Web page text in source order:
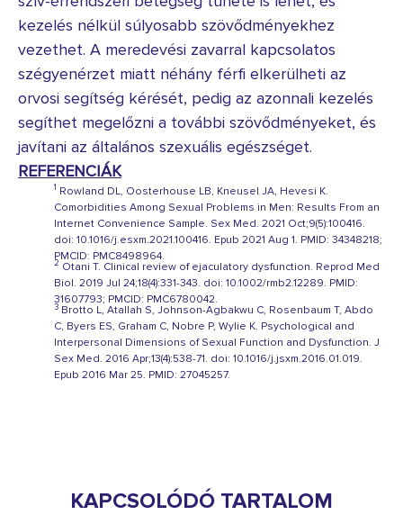
kezelés nélkül súlyosabb szövődményekhez
vezethet. A meredevési zavarral kapcsolatos
szégyenérzet miatt néhány férfi elkerülheti az
orvosi segítség kérését, pedig az azonnali kezelés
segíthet megelőzni a további szövődményeket, és
javítani az általános szexuális egészséget.
REFERENCIÁK
1 Rowland DL, Oosterhouse LB, Kneusel JA, Hevesi K.
Comorbidities Among Sexual Problems in Men: Results From an
Internet Convenience Sample. Sex Med. 2021 Oct;9(5):100416.
doi: 10.1016/j.esxm.2021.100416. Epub 2021 Aug 1. PMID: 34348218;
PMCID: PMC8498964.
2 Otani T. Clinical review of ejaculatory dysfunction. Reprod Med
Biol. 2019 Jul 24;18(4):331-343. doi: 10.1002/rmb2.12289. PMID:
31607793; PMCID: PMC6780042.
3 Brotto L, Atallah S, Johnson-Agbakwu C, Rosenbaum T, Abdo
C, Byers ES, Graham C, Nobre P, Wylie K. Psychological and
Interpersonal Dimensions of Sexual Function and Dysfunction. J
Sex Med. 2016 Apr;13(4):538-71. doi: 10.1016/j.jsxm.2016.01.019.
Epub 2016 Mar 25. PMID: 27045257.
KAPCSOLÓDÓ TARTALOM